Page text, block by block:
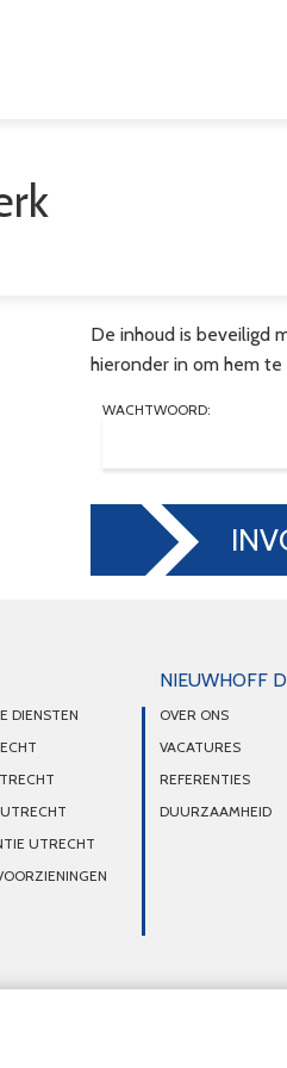
De inhoud is beveiligd
hieronder in om hem te
WACHTWOORD:
DIENSTEN
UTRECHT
NIEUWHOFF
OVER ONS
VACATURES
REFERENTIES
DUURZAAMHEID